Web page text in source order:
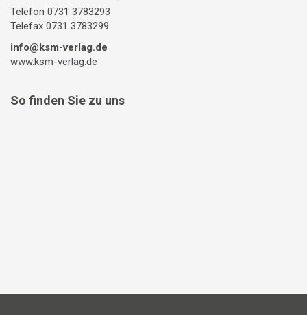
Telefon 0731 3783293
Telefax 0731 3783299
info@ksm-verlag.de
www.ksm-verlag.de
So finden Sie zu uns